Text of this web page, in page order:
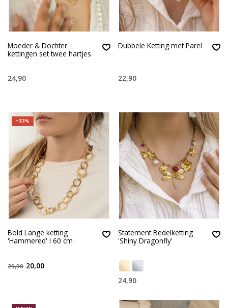
Moeder & Dochter
kettingen set twee hartjes
24,90
Dubbele Ketting met Parel
22,90
-33%
Bold Lange ketting
'Hammered' I 60 cm
29,90 20,00
Statement Bedelketting
'Shiny Dragonfly'
24,90